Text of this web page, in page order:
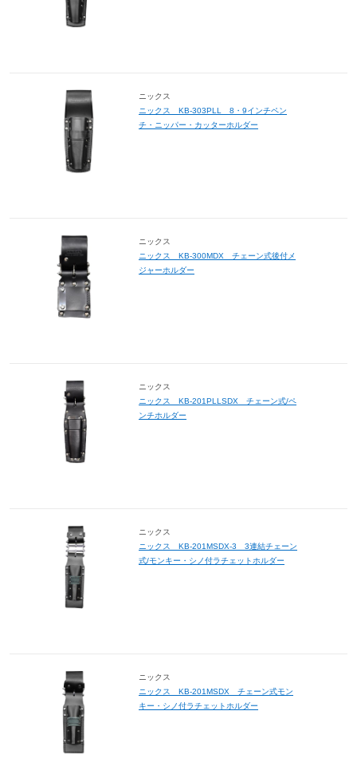
ニックス
ニックス KB-303PLL 8・9インチペン
チ・ニッパー・カッターホルダー
ニックス
ニックス KB-300MDX チェーン式後付メ
ジャーホルダー
ニックス
ニックス KB-201PLLSDX チェーン式/ペ
ンチホルダー
ニックス
ニックス KB-201MSDX-3 3連結チェーン
式/モンキー・シノ付ラチェットホルダー
ニックス
ニックス KB-201MSDX チェーン式モン
キー・シノ付ラチェットホルダー